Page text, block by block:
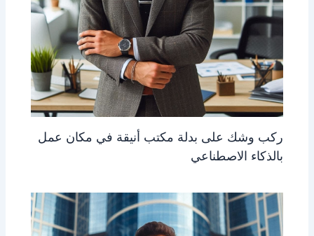
ركب وشك على بدلة مكتب أنيقة في مكان عمل
بالذكاء الاصطناعي